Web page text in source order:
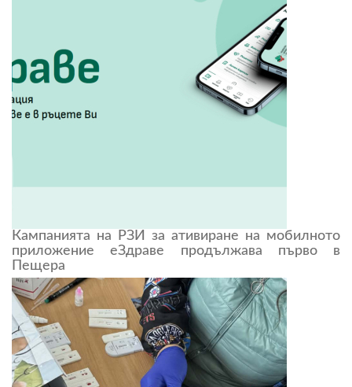
Кампанията на РЗИ за ативиране на мобилното
приложение еЗдраве продължава първо в
Пещера